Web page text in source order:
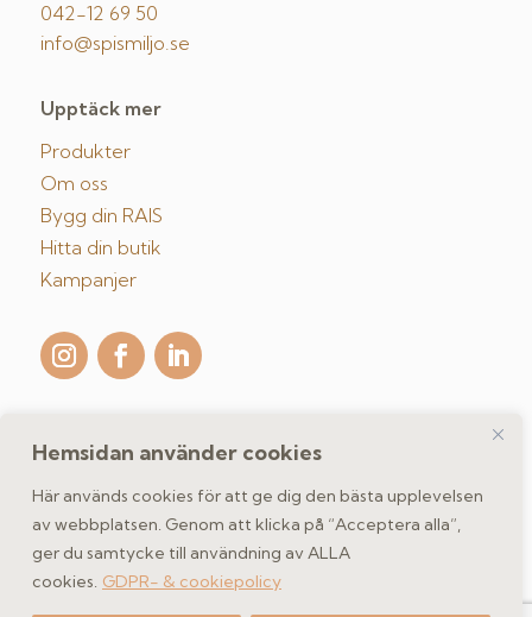
Hemsidan använder cookies
Här används cookies för att ge dig den bästa upplevelsen
av webbplatsen. Genom att klicka på “Acceptera alla”,
ger du samtycke till användning av ALLA
cookies. GDPR- & cookiepolicy
042-12 69 50
info@spismiljo.se
Upptäck mer
Produkter
Om oss
Bygg din RAIS
Hitta din butik
Kampanjer
GDPR- & cookiepolicy